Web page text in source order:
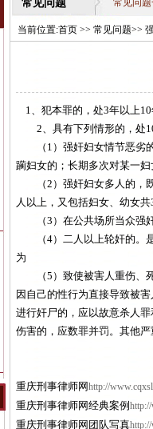
常见问题 常见问
当前位置:首页 >>常见问题>>
1、犯本罪的，处3年以上
2、具有下列情形的，处
（1）强奸妇女情节恶劣的
躏妇女的；长期多次对某一
（2）强奸妇女多人的，既
人以上，又包括妇女、幼女
（3）在公共场所当众强奸
（4）二人以上轮奸的。是
为
（5）致使被害人重伤、死
因自己的性行为直接导致被
进行奸尸的，应以故意杀人
伤害的，应数罪并罚。其他
重庆刑事律师网http://
重庆刑事律师网经典案例
重庆刑事律师网团队写真